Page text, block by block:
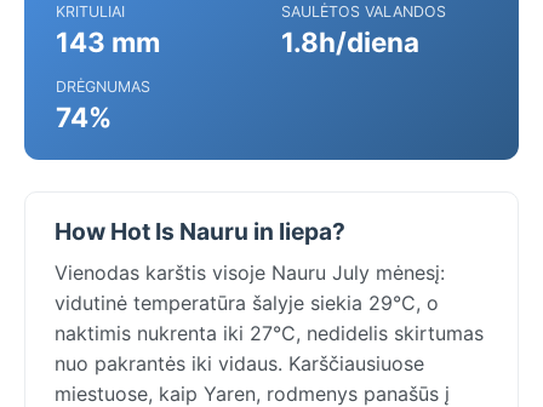
KRITULIAI
143 mm
SAULĖTOS VALANDOS
1.8h/diena
DRĖGNUMAS
74%
How Hot Is Nauru in liepa?
Vienodas karštis visoje Nauru July mėnesį:
vidutinė temperatūra šalyje siekia 29°C, o
naktimis nukrenta iki 27°C, nedidelis skirtumas
nuo pakrantės iki vidaus. Karščiausiuose
miestuose, kaip Yaren, rodmenys panašūs į